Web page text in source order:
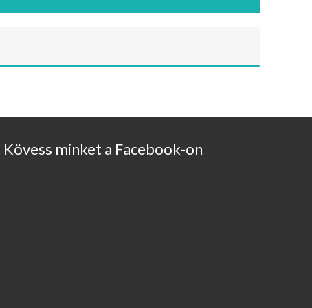
Kövess minket a Facebook-on